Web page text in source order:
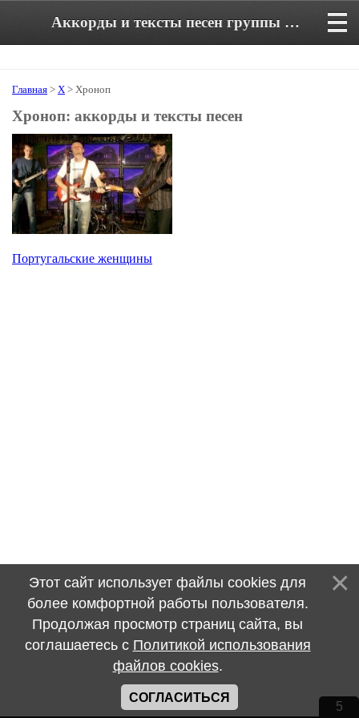
Аккорды и тексты песен группы Хроноп
Главная > Х > Хроноп
Хроноп: аккорды и тексты песен
Португальские женщины
Этот сайт использует файлы cookies для
более комфортной работы пользователя.
Продолжая просмотр страниц сайта, вы
соглашаетесь с Политикой использования
файлов cookies.
СОГЛАСИТЬСЯ
5